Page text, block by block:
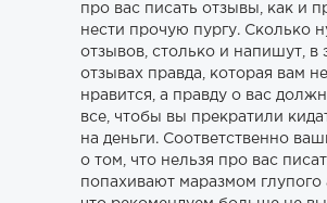
про вас писать отзывы, как и
нести прочую пургу. Сколько
отзывов, столько и напишут, в
отзывах правда, которая вам не
нравится, а правду о вас
все, чтобы вы прекратили
на деньги. Соответственно
о том, что нельзя про вас
попахивают маразмом глупого